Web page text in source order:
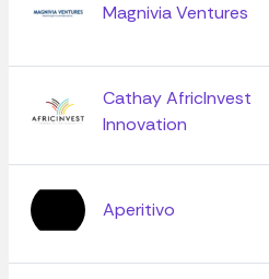
Magnivia Ventures
Cathay AfricInvest
Innovation
Aperitivo